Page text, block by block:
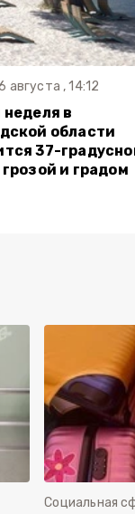
августа , 14:12
в
области
37-
и градом
Социальная